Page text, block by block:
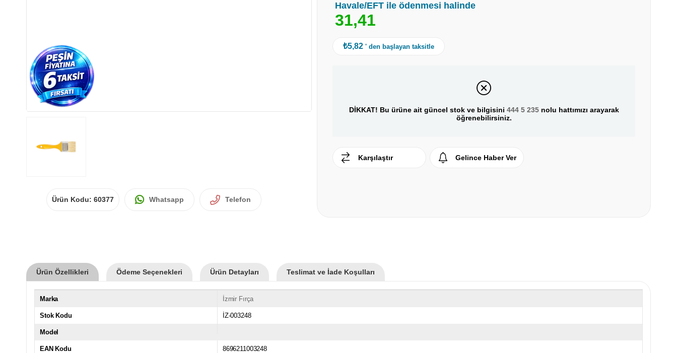
Ürün Kodu: 60377 Whatsapp Telefon
Havale/EFT ile ödenmesi halinde
31,41
₺5,82 ' den başlayan taksitle
DİKKAT! Bu ürüne ait güncel stok ve bilgisini 444 5 235nolu hattımızı arayarak
öğrenebilirsiniz.
Karşılaştır Gelince Haber Ver
Ürün Özellikleri Ödeme Seçenekleri Ürün Detayları Teslimat ve İade Koşulları
Marka İzmir Fırça
Stok Kodu İZ-003248
Model
EAN Kodu 8696211003248